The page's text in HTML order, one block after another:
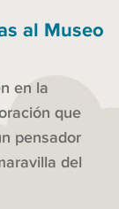
al Museo
en la
que
pensador
del